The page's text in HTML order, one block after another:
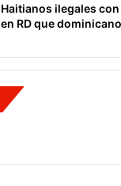
Haitianos ilegales
en RD que